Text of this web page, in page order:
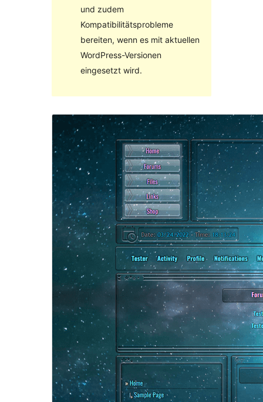
und zudem
Kompatibilitätsprobleme
bereiten, wenn es mit aktuellen
WordPress-Versionen
eingesetzt wird.